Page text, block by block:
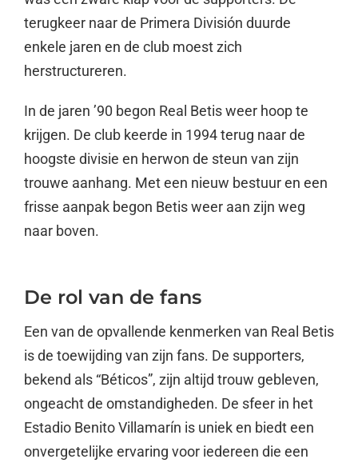
terugkeer naar de Primera División duurde
enkele jaren en de club moest zich
herstructureren.
In de jaren ’90 begon Real Betis weer hoop te
krijgen. De club keerde in 1994 terug naar de
hoogste divisie en herwon de steun van zijn
trouwe aanhang. Met een nieuw bestuur en een
frisse aanpak begon Betis weer aan zijn weg
naar boven.
De rol van de fans
Een van de opvallende kenmerken van Real Betis
is de toewijding van zijn fans. De supporters,
bekend als “Béticos”, zijn altijd trouw gebleven,
ongeacht de omstandigheden. De sfeer in het
Estadio Benito Villamarín is uniek en biedt een
onvergetelijke ervaring voor iedereen die een